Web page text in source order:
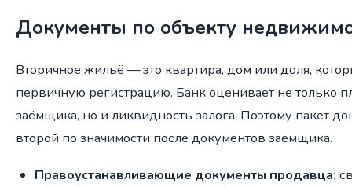
Документы по объекту
Вторичное жильё — это квартира, дом или доля,
первичную регистрацию. Банк оценивает не только
заёмщика, но и ликвидность залога. Поэтому пакет
второй по значимости после документов заёмщика.
Правоустанавливающие документы продавца: